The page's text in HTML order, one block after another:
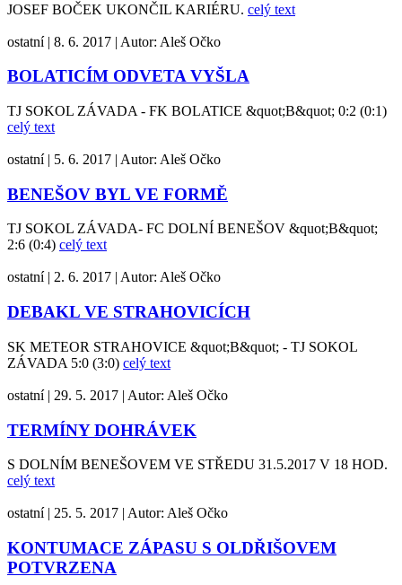
JOSEF BOČEK UKONČIL KARIÉRU. celý text
ostatní | 8. 6. 2017 | Autor: Aleš Očko
BOLATICÍM ODVETA VYŠLA
TJ SOKOL ZÁVADA - FK BOLATICE &quot;B&quot; 0:2 (0:1)
celý text
ostatní | 5. 6. 2017 | Autor: Aleš Očko
BENEŠOV BYL VE FORMĚ
TJ SOKOL ZÁVADA- FC DOLNÍ BENEŠOV &quot;B&quot;
2:6 (0:4) celý text
ostatní 2. 6. 2017 Autor: Aleš Očko
DEBAKL VE STRAHOVICÍCH
SK METEOR STRAHOVICE &quot;B&quot; - TJ SOKOL
ZÁVADA 5:0 (3:0) celý text
ostatní | 29. 5. 2017 | Autor: Aleš Očko
TERMÍNY DOHRÁVEK
S DOLNÍM BENEŠOVEM VE STŘEDU 31.5.2017 V 18 HOD.
celý text
ostatní | 25. 5. 2017 | Autor: Aleš Očko
KONTUMACE ZÁPASU S OLDŘIŠOVEM
POTVRZENA